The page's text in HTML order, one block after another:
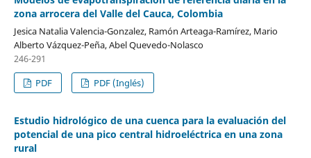
zona arrocera del Valle del Cauca, Colombia
Jesica Natalia Valencia-Gonzalez, Ramón Arteaga-Ramírez, Mario
Alberto Vázquez-Peña, Abel Quevedo-Nolasco
246-291
PDF
PDF (Inglés)
Estudio hidrológico de una cuenca para la evaluación del
potencial de una pico central hidroeléctrica en una zona
rural